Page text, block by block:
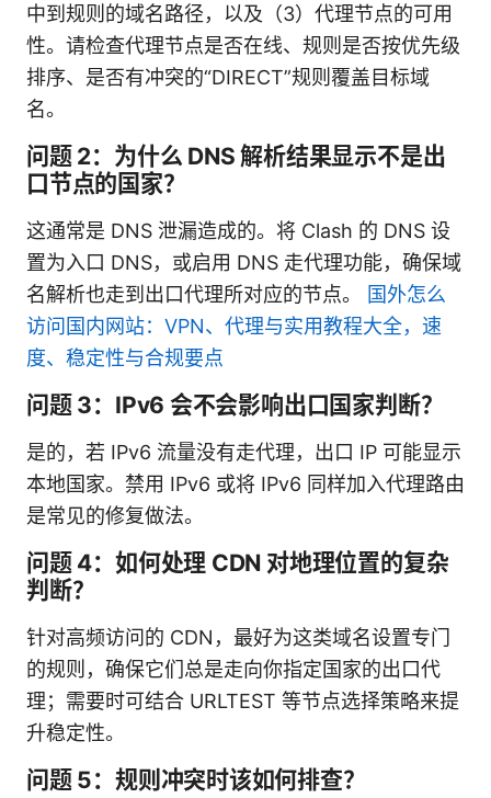
中到规则的域名路径，以及（3）代理节点的可用
性。请检查代理节点是否在线、规则是否按优先级
排序、是否有冲突的“DIRECT”规则覆盖目标域
名。
问题 2：为什么 DNS 解析结果显示不是出
口节点的国家？
这通常是 DNS 泄漏造成的。将 Clash 的 DNS 设
置为入口 DNS，或启用 DNS 走代理功能，确保域
名解析也走到出口代理所对应的节点。
国外怎么
访问国内网站：VPN、代理与实用教程大全，速
度、稳定性与合规要点
问题 3：IPv6 会不会影响出口国家判断？
是的，若 IPv6 流量没有走代理，出口 IP 可能显示
本地国家。禁用 IPv6 或将 IPv6 同样加入代理路由
是常见的修复做法。
问题 4：如何处理 CDN 对地理位置的复杂
判断？
针对高频访问的 CDN，最好为这类域名设置专门
的规则，确保它们总是走向你指定国家的出口代
理；需要时可结合 URLTEST 等节点选择策略来提
升稳定性。
问题 5：规则冲突时该如何排查？